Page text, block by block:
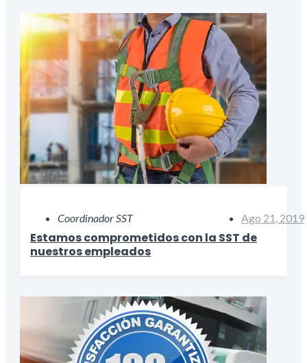
Coordinador SST Ago 21, 2019
Estamos comprometidos con la SST de
nuestros empleados